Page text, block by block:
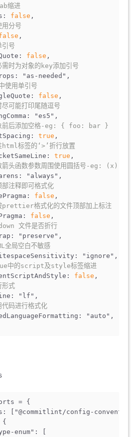
缩进
: false ,
分号
,
号
: false ,
时为对象的key添加引号
: "as-needed" ,
用单引号
: false ,
可能打印尾随逗号
: "es5" ,
前后添加空格-eg: { foo: bar }
: true ,
标签的‘>’折行放置
: true ,
头函数参数周围使用圆括号-eg: (x) => x
: "always" ,
注释即可格式化
: false ,
格式化的文件顶部加上标注
: false ,
文件是否折行
: "preserve" ,
全局空白不敏感
: "ignore" ,
中的script及style标签缩进
: false ,
式
: "lf" ,
码进行格式化
: "auto" ,
= {
: [
"@commitlint/config-
{
enum" : [